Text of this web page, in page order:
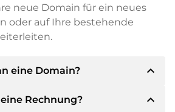
neue Domain für ein neues
oder auf Ihre bestehende
eine Domain? expand_less
wird der Inhaber Ihnen die
Rechnung? expand_less